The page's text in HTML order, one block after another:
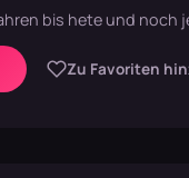
bis hete und noch
Zu Favoriten